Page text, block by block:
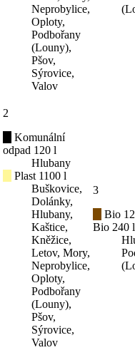
Neprobylice,
Oploty,
Podbořany
(Louny),
Pšov,
Sýrovice,
Valov
2
Komunální
odpad 120 l
Hlubany
Plast 1100 l
Buškovice,
Dolánky,
Hlubany,
Kaštice,
Kněžice,
Letov, Mory,
Neprobylice,
Oploty,
Podbořany
(Louny),
Pšov,
Sýrovice,
Valov
3
Bio
Bio 240 l